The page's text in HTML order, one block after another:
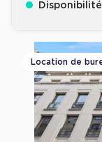
Location de